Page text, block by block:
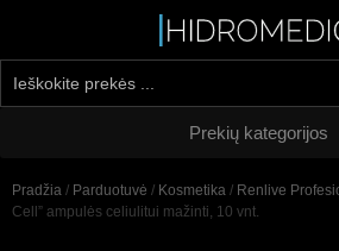
Prekių kategorijos
Pradžia / Parduotuvė / Kosmetika / Renlive
Cell” ampulės celiulitui mažinti, 10 vnt.